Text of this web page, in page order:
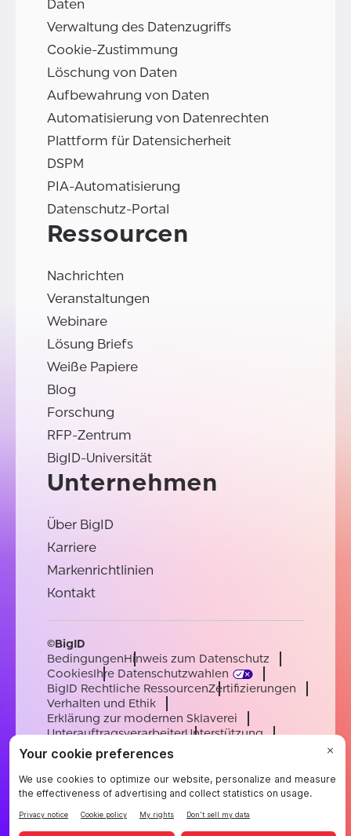
Daten
Verwaltung des Datenzugriffs
Cookie-Zustimmung
Löschung von Daten
Aufbewahrung von Daten
Automatisierung von Datenrechten
Plattform für Datensicherheit
DSPM
PIA-Automatisierung
Datenschutz-Portal
Ressourcen
Nachrichten
Veranstaltungen
Webinare
Lösung Briefs
Weiße Papiere
Blog
Forschung
RFP-Zentrum
BigID-Universität
Unternehmen
Über BigID
Karriere
Markenrichtlinien
Kontakt
©BigID
BedingungenHinweis zum Datenschutz
CookiesIhre Datenschutzwahlen
BigID Rechtliche RessourcenZertifizierungen
Verhalten und Ethik
Erklärung zur modernen Sklaverei
UnterauftragsverarbeiterUnterstützung
Karriere [email protected]
German